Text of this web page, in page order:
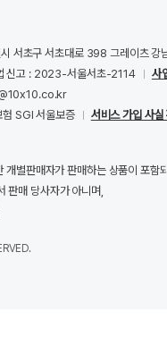
서초구 서초대로 398 그레이츠 강
신고 : 2023-서울서초-2114
사
SGI 서울보증 서비스 가입 사실
별판매자가 판매하는 상품이 포함
판매 당사자가 아니며,